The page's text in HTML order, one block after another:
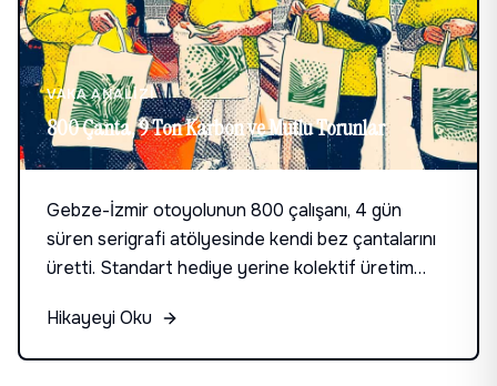
VAKA ANALIZI
800 Çanta, 9 Ton Karbon ve Mutlu Torunlar
Gebze-İzmir otoyolunun 800 çalışanı, 4 gün
süren serigrafi atölyesinde kendi bez çantalarını
üretti. Standart hediye yerine kolektif üretim
emanet edilecek kalıcı eserler.
Hikayeyi Oku